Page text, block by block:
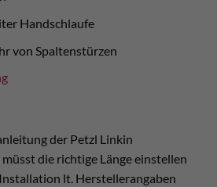
Handschlaufe
von Spaltenstürzen
der Petzl Linkin
die richtige Länge einstellen
lt. Herstellerangaben